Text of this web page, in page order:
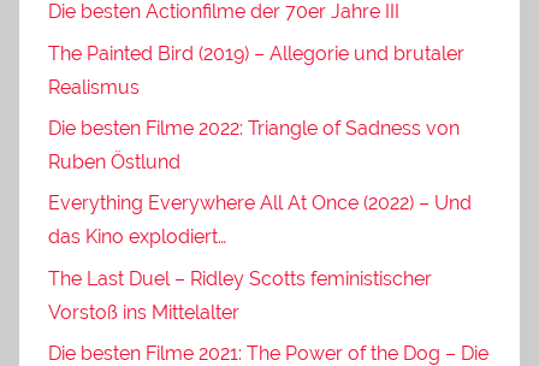
Die besten Actionfilme der 70er Jahre III
The Painted Bird (2019) – Allegorie und brutaler
Realismus
Die besten Filme 2022: Triangle of Sadness von
Ruben Östlund
Everything Everywhere All At Once (2022) – Und
das Kino explodiert…
The Last Duel – Ridley Scotts feministischer
Vorstoß ins Mittelalter
Die besten Filme 2021: The Power of the Dog – Die